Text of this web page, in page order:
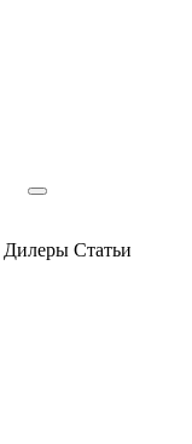
Дилеры Статьи